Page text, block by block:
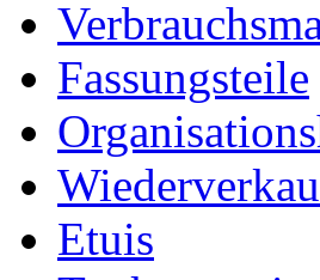
Fassungsteile
Etuis